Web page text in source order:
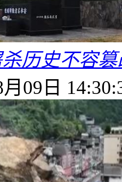
历史不容
09日